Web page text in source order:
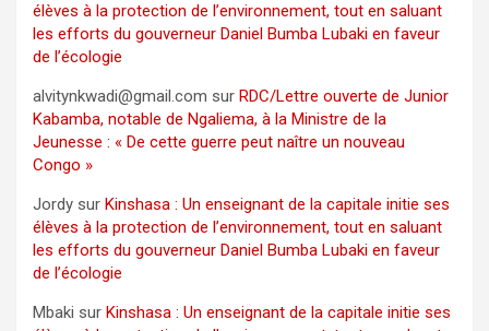
élèves à la protection de l’environnement, tout en saluant
les efforts du gouverneur Daniel Bumba Lubaki en faveur
de l’écologie
alvitynkwadi@gmail.com sur RDC/Lettre ouverte de Junior
Kabamba, notable de Ngaliema, à la Ministre de la
Jeunesse : « De cette guerre peut naître un nouveau
Congo »
Jordy sur Kinshasa : Un enseignant de la capitale initie ses
élèves à la protection de l’environnement, tout en saluant
les efforts du gouverneur Daniel Bumba Lubaki en faveur
de l’écologie
Mbaki sur Kinshasa : Un enseignant de la capitale initie ses